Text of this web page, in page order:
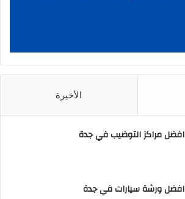
الأخيرة
افضل مراكز التوضيب في جدة
افضل ورشة سيارات في جدة